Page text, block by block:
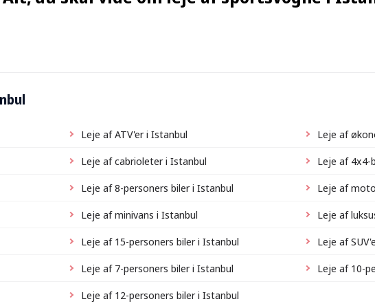
Leje af ATV'er i Istanbul
Leje af
Leje af cabrioleter i Istanbul
Leje af 4x4-
Leje af 8-personers biler i Istanbul
Leje af
Leje af minivans i Istanbul
Leje af
Leje af 15-personers biler i Istanbul
Leje af
Leje af 7-personers biler i Istanbul
Leje af 10-
Leje af 12-personers biler i Istanbul